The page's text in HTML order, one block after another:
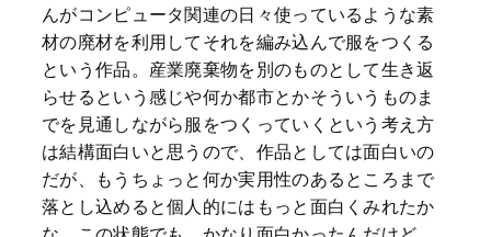
んがコンピュータ関連の日々使っているような素
材の廃材を利用してそれを編み込んで服をつくる
という作品。産業廃棄物を別のものとして生き返
らせるという感じや何か都市とかそういうものま
でを見通しながら服をつくっていくという考え方
は結構面白いと思うので、作品としては面白いの
だが、もうちょっと何か実用性のあるところまで
落とし込めると個人的にはもっと面白くみれたか